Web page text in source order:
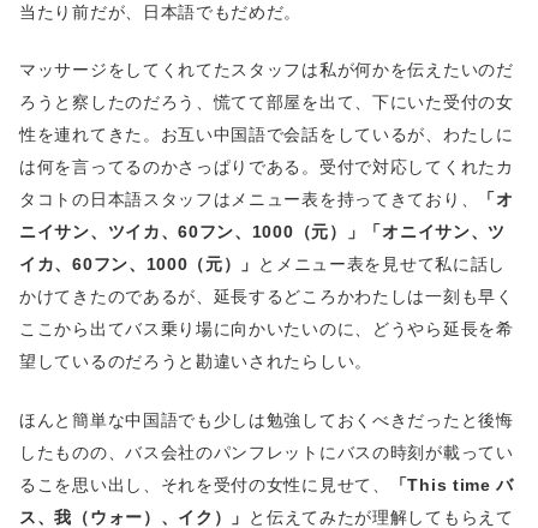
当たり前だが、日本語でもだめだ。
マッサージをしてくれてたスタッフは私が何かを伝えたいのだ
ろうと察したのだろう、慌てて部屋を出て、下にいた受付の女
性を連れてきた。お互い中国語で会話をしているが、わたしに
は何を言ってるのかさっぱりである。受付で対応してくれたカ
タコトの日本語スタッフはメニュー表を持ってきており、
「オ
ニイサン、ツイカ、60フン、1000（元）」「オニイサン、ツ
イカ、60フン、1000（元）」
とメニュー表を見せて私に話し
かけてきたのであるが、延長するどころかわたしは一刻も早く
ここから出てバス乗り場に向かいたいのに、どうやら延長を希
望しているのだろうと勘違いされたらしい。
ほんと簡単な中国語でも少しは勉強しておくべきだったと後悔
したものの、バス会社のパンフレットにバスの時刻が載ってい
るこを思い出し、それを受付の女性に見せて、
「This time バ
ス、我（ウォー）、イク）」
と伝えてみたが理解してもらえて